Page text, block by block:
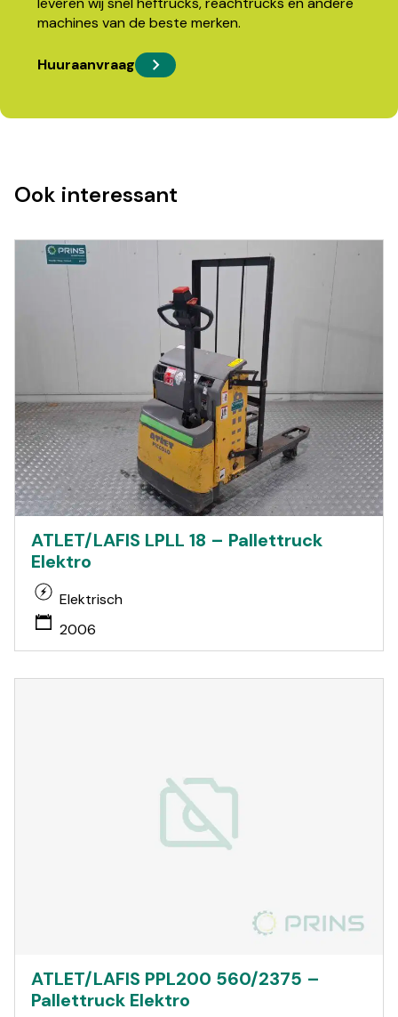
machines van de beste merken.
Huuraanvraag
Ook interessant
ATLET/LAFIS LPLL 18 – Pallettruck
Elektro
Elektrisch
2006
ATLET/LAFIS PPL200 560/2375 –
Pallettruck Elektro